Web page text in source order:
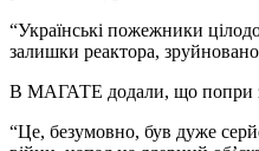
“Українські пожежники
залишки реактора,
В МАГАТЕ додали, що попри
“Це, безумовно, був дуже